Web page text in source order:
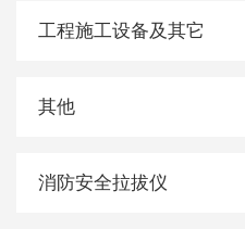
工程施工设备及其它
其他
消防安全拉拔仪